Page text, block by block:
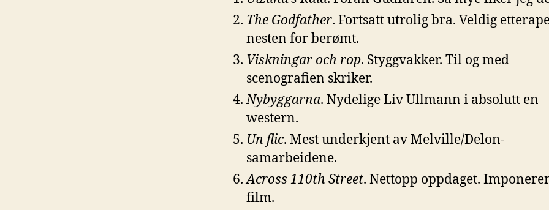
The Godfather. Fortsatt utrolig bra. Veldig
nesten for berømt.
Viskningar och rop. Styggvakker. Til og med
scenografien skriker.
Nybyggarna. Nydelige Liv Ullmann i absolutt en
western.
Un flic. Mest underkjent av Melville/Delon-
samarbeidene.
Across 110th Street. Nettopp oppdaget.
film.